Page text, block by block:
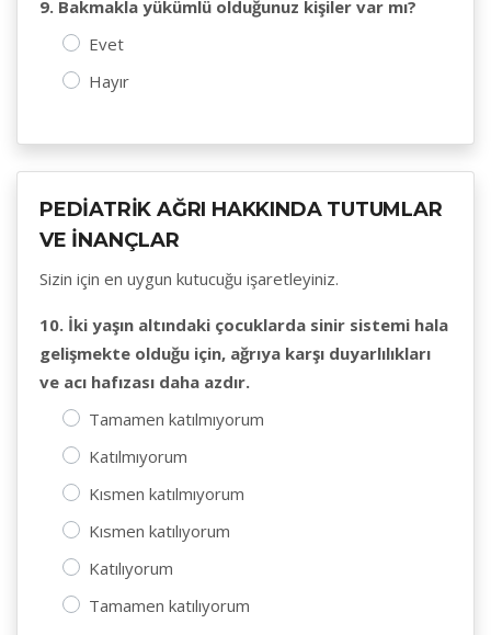
9. Bakmakla yükümlü olduğunuz kişiler var mı?
Evet
Hayır
PEDİATRİK AĞRI HAKKINDA TUTUMLAR
VE İNANÇLAR
Sizin için en uygun kutucuğu işaretleyiniz.
10. İki yaşın altındaki çocuklarda sinir sistemi hala
gelişmekte olduğu için, ağrıya karşı duyarlılıkları
ve acı hafızası daha azdır.
Tamamen katılmıyorum
Katılmıyorum
Kısmen katılmıyorum
Kısmen katılıyorum
Katılıyorum
Tamamen katılıyorum